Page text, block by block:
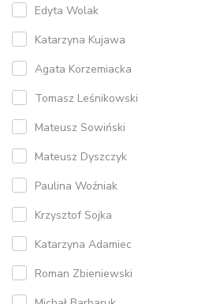
Edyta Wolak
Katarzyna Kujawa
Agata Korzemiacka
Tomasz Leśnikowski
Mateusz Sowiński
Mateusz Dyszczyk
Paulina Woźniak
Krzysztof Sojka
Katarzyna Adamiec
Roman Zbieniewski